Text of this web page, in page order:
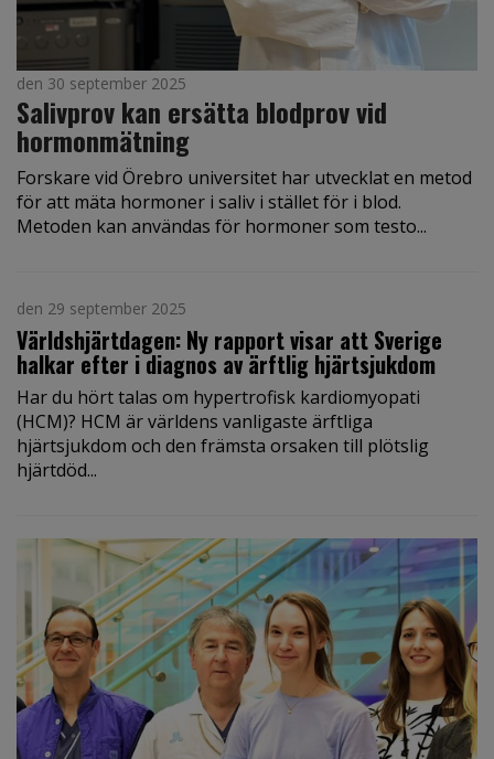
den 30 september 2025
Salivprov kan ersätta blodprov vid
hormonmätning
Forskare vid Örebro universitet har utvecklat en metod
för att mäta hormoner i saliv i stället för i blod.
Metoden kan användas för hormoner som testo...
den 29 september 2025
Världshjärtdagen: Ny rapport visar att Sverige
halkar efter i diagnos av ärftlig hjärtsjukdom
Har du hört talas om hypertrofisk kardiomyopati
(HCM)? HCM är världens vanligaste ärftliga
hjärtsjukdom och den främsta orsaken till plötslig
hjärtdöd...